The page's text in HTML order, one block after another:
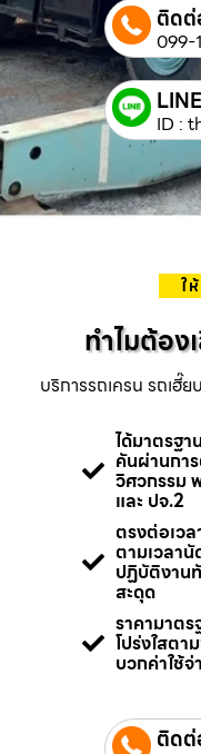
ติดต่
099-
ID :
ใ
ทำไมต้อง
บริการรถเครน รถเฮี๊
ได้มาตรฐ
คันผ่านกา
วิศวกรรม
และ ปจ.2
ตรงต่อเวล
ตามเวลา
ปฏิบัติงาน
สะดุด
ราคามาตร
โปร่งใสตา
บวกค่าใช้
ติดต่